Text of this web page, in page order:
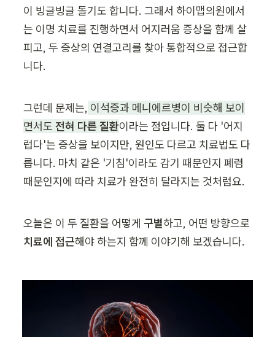
이 빙글빙글 돌기도 합니다. 그래서 하이맵의원에서
는 이명 치료를 진행하면서 어지러움 증상을 함께 살
피고, 두 증상의 연결고리를 찾아 통합적으로 접근합
니다.
그런데 문제는, 이석증과 메니에르병이 비슷해 보이
면서도 전혀 다른 질환이라는 점입니다. 둘 다 '어지
럽다'는 증상을 보이지만, 원인도 다르고 치료법도 다
릅니다. 마치 같은 '기침'이라도 감기 때문인지 폐렴
때문인지에 따라 치료가 완전히 달라지는 것처럼요.
오늘은 이 두 질환을 어떻게 구별
치료에 접근해야 하는지 함께 이야기해 보겠습니다.